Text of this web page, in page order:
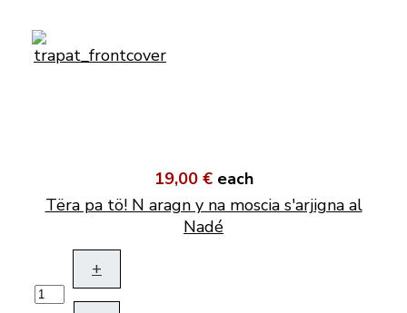
19,00 € each
Tëra pa tö! N aragn y na moscia s'arjigna al
Nadé
+